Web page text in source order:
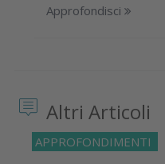
Approfondisci
Altri Articoli
APPROFONDIMENTI